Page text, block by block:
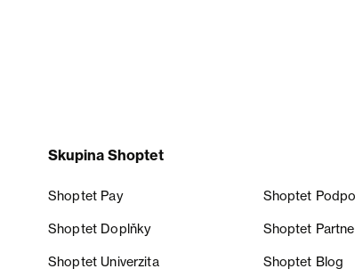
Skupina Shoptet
Shoptet Pay Shoptet
Shoptet Doplňky Shoptet
Shoptet Univerzita Shoptet Blog